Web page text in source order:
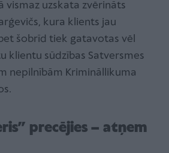
vismaz uzskata zvērināts
kura klients jau
šobrīd tiek gatavotas vēl
klientu sūdzības Satversmes
nepilnībām Krimināllikuma
precējies – atņem